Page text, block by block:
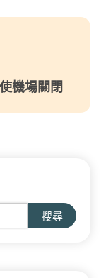
機場關閉
搜尋